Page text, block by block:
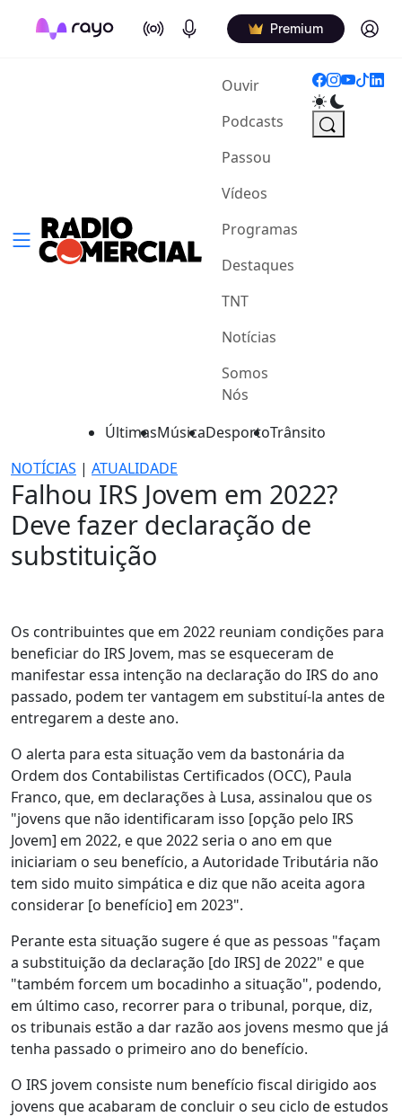
On Air Podcasts Premium Log in
Ouvir(current)
Podcasts
Passou
Vídeos
Programas
Destaques
TNT
Notícias
Somos
Nós
ÚltimasMúsicaDesportoTrânsito
NOTÍCIAS | ATUALIDADE
Falhou IRS Jovem em 2022?
Deve fazer declaração de
substituição
Os contribuintes que em 2022 reuniam condições para
beneficiar do IRS Jovem, mas se esqueceram de
manifestar essa intenção na declaração do IRS do ano
passado, podem ter vantagem em substituí-la antes de
entregarem a deste ano.
O alerta para esta situação vem da bastonária da
Ordem dos Contabilistas Certificados (OCC), Paula
Franco, que, em declarações à Lusa, assinalou que os
"jovens que não identificaram isso [opção pelo IRS
Jovem] em 2022, e que 2022 seria o ano em que
iniciariam o seu benefício, a Autoridade Tributária não
tem sido muito simpática e diz que não aceita agora
considerar [o benefício] em 2023".
Perante esta situação sugere é que as pessoas "façam
a substituição da declaração [do IRS] de 2022" e que
"também forcem um bocadinho a situação", podendo,
em último caso, recorrer para o tribunal, porque, diz,
os tribunais estão a dar razão aos jovens mesmo que já
tenha passado o primeiro ano do benefício.
O IRS jovem consiste num benefício fiscal dirigido aos
jovens que acabaram de concluir o seu ciclo de estudos